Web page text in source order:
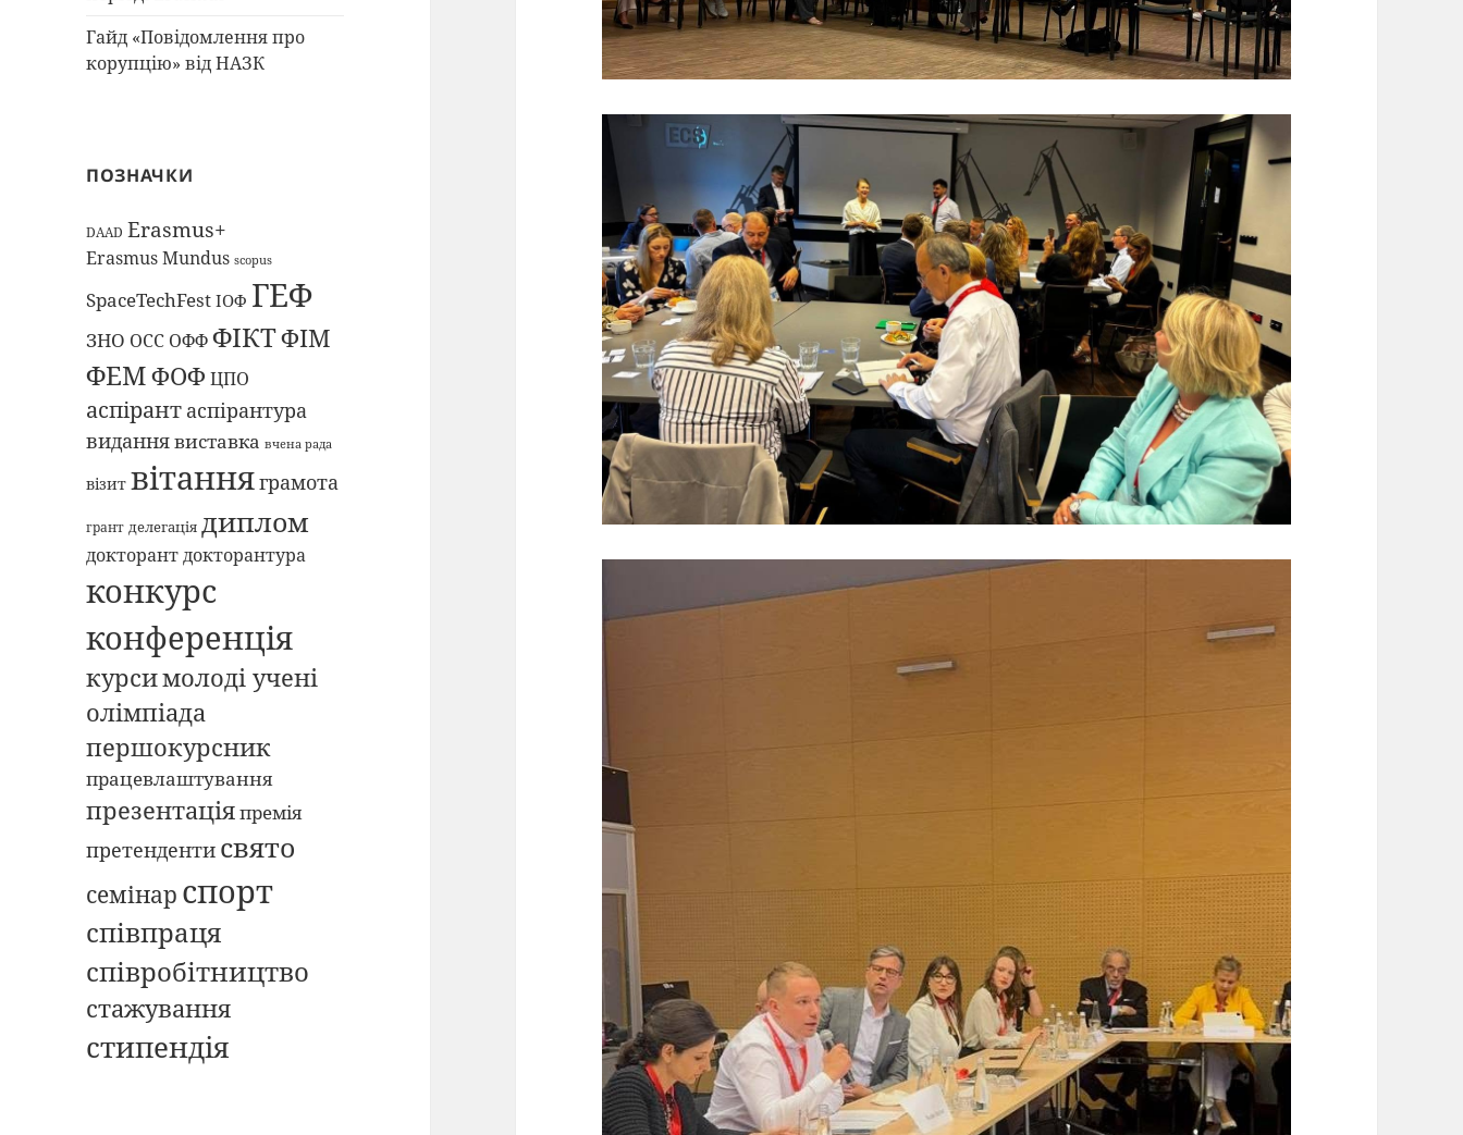
Гайд «Повідомлення про
корупцію» від НАЗК
ПОЗНАЧКИ
DAAD Erasmus+
Erasmus Mundus scopus
SpaceTechFest ІОФ ГЕФ
ЗНО ОСС ОФФФІКТФІМ
ФЕМФОФ ЦПО
аспірант аспірантура
виданнявиставка вчена рада
візит вітанняграмота
грант делегація диплом
докторантдокторантура
конкурс
конференція
курсимолоді учені
олімпіада
першокурсник
працевлаштування
презентаціяпремія
претенденти свято
семінар спорт
співпраця
співробітництво
стажування
стипендія